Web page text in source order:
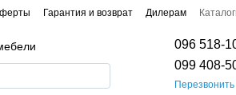
Гарантия и возврат Дилерам
096 518-
099 408-